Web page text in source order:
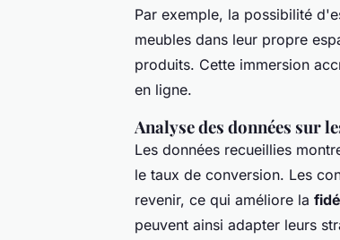
Par exemple, la possibilité
meubles dans leur propre
produits. Cette immersion
en ligne.
Analyse des données sur
Les données recueillies
le taux de conversion. Les
revenir, ce qui améliore la
peuvent ainsi adapter leurs